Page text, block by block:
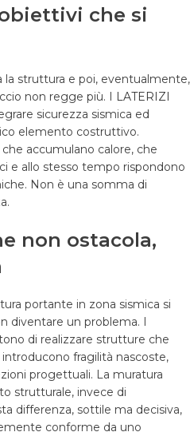
che si
struttura e poi, eventualmente,
non regge più. I LATERIZI
sicurezza sismica ed
elemento costruttivo.
accumulano calore, che
e allo stesso tempo rispondono
Non è una somma di
non ostacola,
portante in zona sismica si
diventare un problema. I
di realizzare strutture che
fragilità nascoste,
progettuali. La muratura
strutturale, invece di
differenza, sottile ma decisiva,
conforme da uno